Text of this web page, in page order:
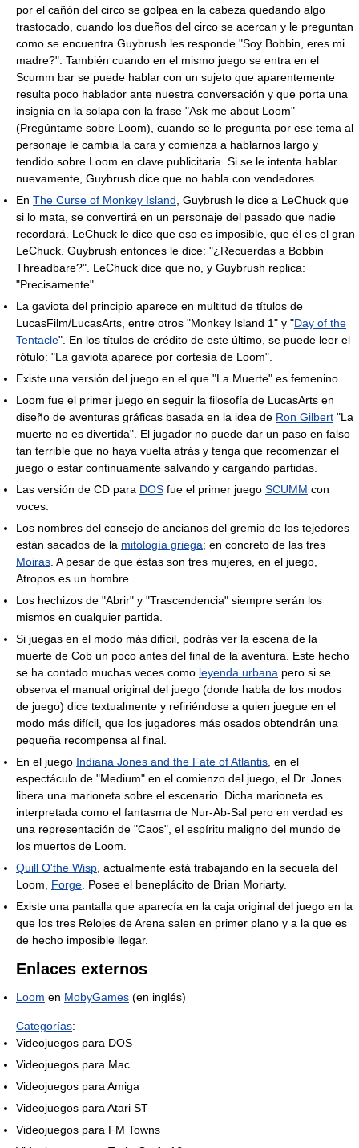
por el cañón del circo se golpea en la cabeza quedando algo
trastocado, cuando los dueños del circo se acercan y le preguntan
como se encuentra Guybrush les responde "Soy Bobbin, eres mi
madre?". También cuando en el mismo juego se entra en el
Scumm bar se puede hablar con un sujeto que aparentemente
resulta poco hablador ante nuestra conversación y que porta una
insignia en la solapa con la frase "Ask me about Loom"
(Pregúntame sobre Loom), cuando se le pregunta por ese tema al
personaje le cambia la cara y comienza a hablarnos largo y
tendido sobre Loom en clave publicitaria. Si se le intenta hablar
nuevamente, Guybrush dice que no habla con vendedores.
En The Curse of Monkey Island , Guybrush le dice a LeChuck que
si lo mata, se convertirá en un personaje del pasado que nadie
recordará. LeChuck le dice que eso es imposible, que él es el gran
LeChuck. Guybrush entonces le dice: "¿Recuerdas a Bobbin
Threadbare?". LeChuck dice que no, y Guybrush replica:
"Precisamente".
La gaviota del principio aparece en multitud de títulos de
LucasFilm/LucasArts, entre otros "Monkey Island 1" y "Day of the
Tentacle". En los títulos de crédito de este último, se puede leer el
rótulo: "La gaviota aparece por cortesía de Loom".
Existe una versión del juego en el que "La Muerte" es femenino.
Loom fue el primer juego en seguir la filosofía de LucasArts en
diseño de aventuras gráficas basada en la idea de Ron Gilbert "La
muerte no es divertida". El jugador no puede dar un paso en falso
tan terrible que no haya vuelta atrás y tenga que recomenzar el
juego o estar continuamente salvando y cargando partidas.
Las versión de CD para DOS fue el primer juego SCUMM con
voces.
Los nombres del consejo de ancianos del gremio de los tejedores
están sacados de la mitología griega; en concreto de las tres
Moiras . A pesar de que éstas son tres mujeres, en el juego,
Atropos es un hombre.
Los hechizos de "Abrir" y "Trascendencia" siempre serán los
mismos en cualquier partida.
Si juegas en el modo más difícil, podrás ver la escena de la
muerte de Cob un poco antes del final de la aventura. Este hecho
se ha contado muchas veces como leyenda urbana pero si se
observa el manual original del juego (donde habla de los modos
de juego) dice textualmente y refiriéndose a quien juegue en el
modo más difícil, que los jugadores más osados obtendrán una
pequeña recompensa al final.
En el juego Indiana Jones and the Fate of Atlantis , en el
espectáculo de "Medium" en el comienzo del juego, el Dr. Jones
libera una marioneta sobre el escenario. Dicha marioneta es
interpretada como el fantasma de Nur-Ab-Sal pero en verdad es
una representación de "Caos", el espíritu maligno del mundo de
los muertos de Loom.
Quill O'the Wisp , actualmente está trabajando en la secuela del
Loom, Forge . Posee el beneplácito de Brian Moriarty.
Existe una pantalla que aparecía en la caja original del juego en la
que los tres Relojes de Arena salen en primer plano y a la que es
de hecho imposible llegar.
Enlaces externos
Loom en MobyGames (en inglés)
Categorías:
Videojuegos para DOS
Videojuegos para Mac
Videojuegos para Amiga
Videojuegos para Atari ST
Videojuegos para FM Towns